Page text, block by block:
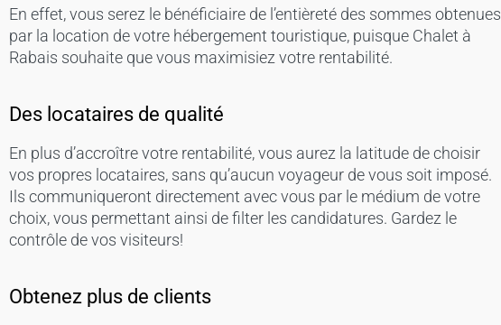
En effet, vous serez le bénéficiaire de l’entièreté des sommes obtenues
par la location de votre hébergement touristique, puisque Chalet à
Rabais souhaite que vous maximisiez votre rentabilité.
Des locataires de qualité
En plus d’accroître votre rentabilité, vous aurez la latitude de choisir
vos propres locataires, sans qu’aucun voyageur de vous soit imposé.
Ils communiqueront directement avec vous par le médium de votre
choix, vous permettant ainsi de filter les candidatures. Gardez le
contrôle de vos visiteurs!
Obtenez plus de clients